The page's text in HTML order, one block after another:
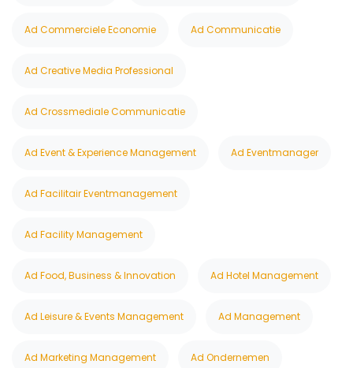
Ad Commerciele Economie Ad Communicatie
Ad Creative Media Professional
Ad Crossmediale Communicatie
Ad Event & Experience Management Ad Eventmanager
Ad Facilitair Eventmanagement
Ad Facility Management
Ad Food, Business & Innovation Ad Hotel Management
Ad Leisure & Events Management Ad Management
Ad Marketing Management Ad Ondernemen